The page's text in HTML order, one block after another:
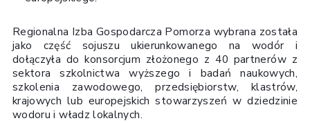
Regionalna Izba Gospodarcza Pomorza wybrana została
jako część sojuszu ukierunkowanego na wodór i
dołączyła do konsorcjum złożonego z 40 partnerów z
sektora szkolnictwa wyższego i badań naukowych,
szkolenia zawodowego, przedsiębiorstw, klastrów,
krajowych lub europejskich stowarzyszeń w dziedzinie
wodoru i władz lokalnych.